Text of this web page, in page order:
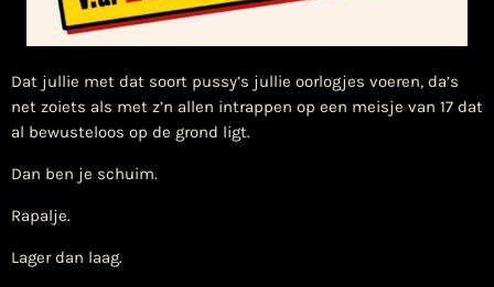
Dat jullie met dat soort pussy’s jullie oorlogjes voeren, da’s
net zoiets als met z’n allen intrappen op een meisje van 17 dat
al bewusteloos op de grond ligt.
Dan ben je schuim.
Rapalje.
Lager dan laag.